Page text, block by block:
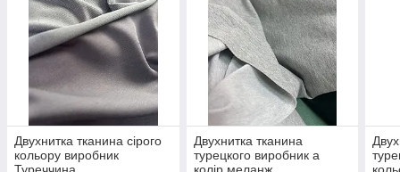
Двухнитка тканина сірого
кольору виробник
Двухнитка тканина
турецкого виробник а